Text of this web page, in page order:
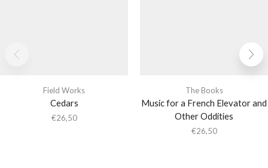
Field Works
Cedars
€26,50
The Books
Music for a French Elevator and
Other Oddities
€26,50